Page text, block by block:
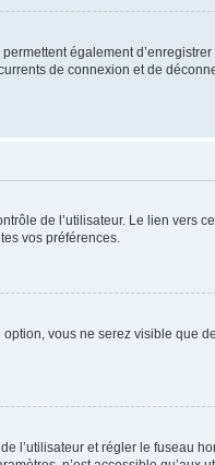
également d’enregistrer
de connexion et de
de l’utilisateur. Le lien vers
vos préférences.
vous ne serez visible que
l’utilisateur et régler le fuseau